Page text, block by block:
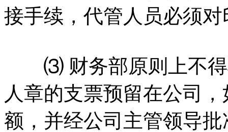
接手续，代管人员必须
⑶ 财务部原则上不得
人章的支票预留在公司
额，并经公司主管领导批